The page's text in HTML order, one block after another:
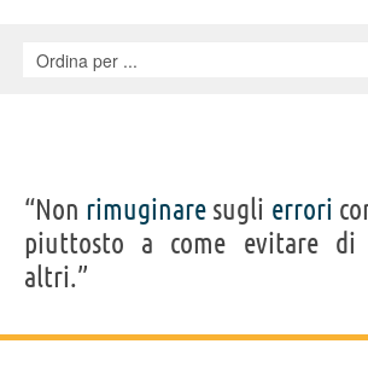
“Non rimuginare sugli errori
piuttosto a come evitare di
altri.”